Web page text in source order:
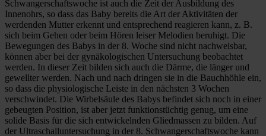
Schwangerschaftswoche ist auch die Zeit der Ausbildung des
Innenohrs, so dass das Baby bereits die Art der Aktivitäten der
werdenden Mutter erkennt und entsprechend reagieren kann, z. B.
sich beim Gehen oder beim Hören leiser Melodien beruhigt. Die
Bewegungen des Babys in der 8. Woche sind nicht nachweisbar,
können aber bei der gynäkologischen Untersuchung beobachtet
werden. In dieser Zeit bilden sich auch die Därme, die länger und
gewellter werden. Nach und nach dringen sie in die Bauchhöhle ein,
so dass die physiologische Leiste in den nächsten 3 Wochen
verschwindet. Die Wirbelsäule des Babys befindet sich noch in einer
gebeugten Position, ist aber jetzt funktionstüchtig genug, um eine
solide Basis für die sich entwickelnden Gliedmassen zu bilden. Auf
der Ultraschalluntersuchung in der 8. Schwangerschaftswoche kann